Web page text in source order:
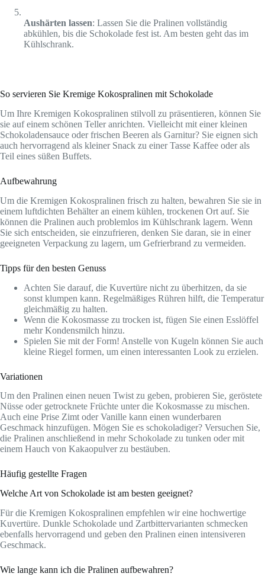
Aushärten lassen: Lassen Sie die Pralinen vollständig
abkühlen, bis die Schokolade fest ist. Am besten geht das im
Kühlschrank.
So servieren Sie Kremige Kokospralinen mit Schokolade
Um Ihre Kremigen Kokospralinen stilvoll zu präsentieren, können Sie
sie auf einem schönen Teller anrichten. Vielleicht mit einer kleinen
Schokoladensauce oder frischen Beeren als Garnitur? Sie eignen sich
auch hervorragend als kleiner Snack zu einer Tasse Kaffee oder als
Teil eines süßen Buffets.
Aufbewahrung
Um die Kremigen Kokospralinen frisch zu halten, bewahren Sie sie in
einem luftdichten Behälter an einem kühlen, trockenen Ort auf. Sie
können die Pralinen auch problemlos im Kühlschrank lagern. Wenn
Sie sich entscheiden, sie einzufrieren, denken Sie daran, sie in einer
geeigneten Verpackung zu lagern, um Gefrierbrand zu vermeiden.
Tipps für den besten Genuss
Achten Sie darauf, die Kuvertüre nicht zu überhitzen, da sie
sonst klumpen kann. Regelmäßiges Rühren hilft, die Temperatur
gleichmäßig zu halten.
Wenn die Kokosmasse zu trocken ist, fügen Sie einen Esslöffel
mehr Kondensmilch hinzu.
Spielen Sie mit der Form! Anstelle von Kugeln können Sie auch
kleine Riegel formen, um einen interessanten Look zu erzielen.
Variationen
Um den Pralinen einen neuen Twist zu geben, probieren Sie, geröstete
Nüsse oder getrocknete Früchte unter die Kokosmasse zu mischen.
Auch eine Prise Zimt oder Vanille kann einen wunderbaren
Geschmack hinzufügen. Mögen Sie es schokoladiger? Versuchen Sie,
die Pralinen anschließend in mehr Schokolade zu tunken oder mit
einem Hauch von Kakaopulver zu bestäuben.
Häufig gestellte Fragen
Welche Art von Schokolade ist am besten geeignet?
Für die Kremigen Kokospralinen empfehlen wir eine hochwertige
Kuvertüre. Dunkle Schokolade und Zartbittervarianten schmecken
ebenfalls hervorragend und geben den Pralinen einen intensiveren
Geschmack.
Wie lange kann ich die Pralinen aufbewahren?